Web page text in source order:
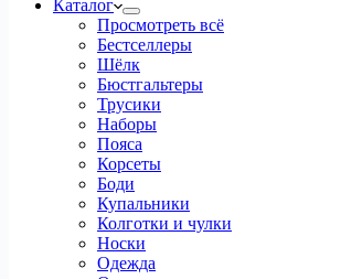
Каталог
Просмотреть всё
Бестселлеры
Шёлк
Бюстгальтеры
Трусики
Наборы
Пояса
Корсеты
Боди
Купальники
Колготки и чулки
Носки
Одежда